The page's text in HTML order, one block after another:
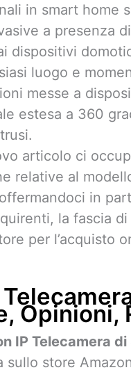
in smart home
a presenza
dispositivi
luogo e
messe a
estesa a 360
articolo ci
relative al
in
la fascia
per l’acquisto
Opinioni,
IP Telecamera
sullo store